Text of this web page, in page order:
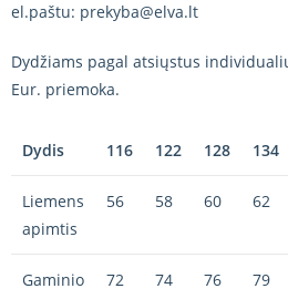
el.paštu: prekyba@elva.lt
Dydžiams pagal atsiųstus
Eur. priemoka.
Dydis 116 122 128 134
Liemens
apimtis
56 58 60 62
Gaminio
72 74 76 79